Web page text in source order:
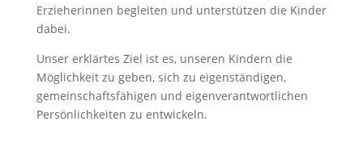
Erzieherinnen begleiten und unterstützen die Kinder
dabei.
Unser erklärtes Ziel ist es, unseren Kindern die
Möglichkeit zu geben, sich zu eigenständigen,
gemeinschaftsfähigen und eigenverantwortlichen
Persönlichkeiten zu entwickeln.